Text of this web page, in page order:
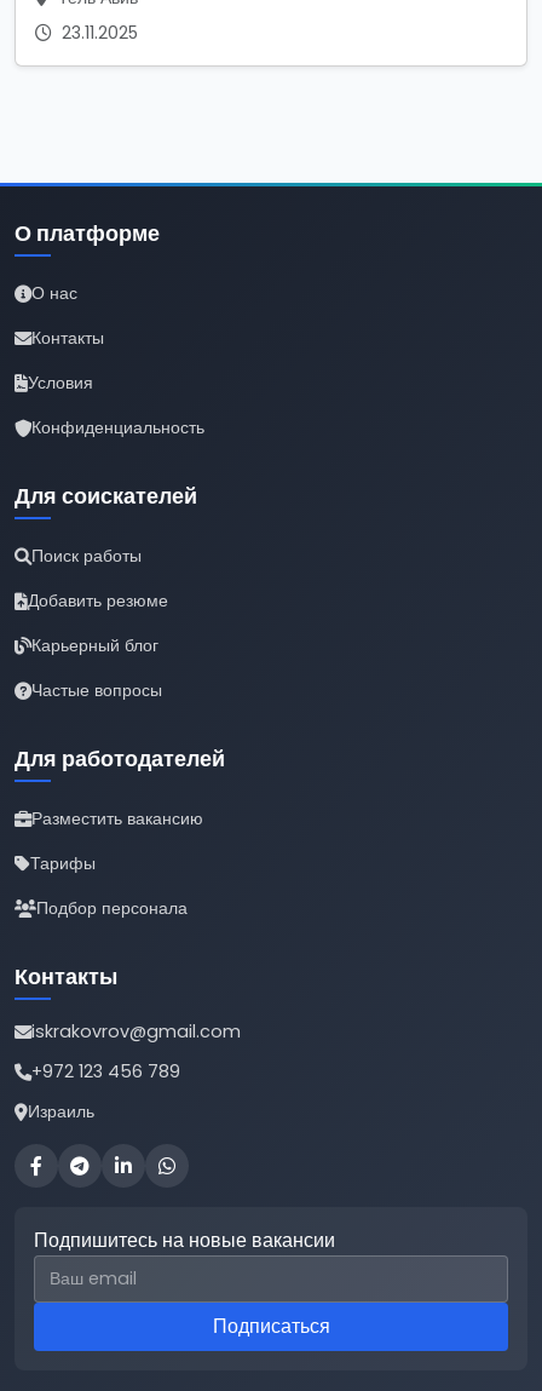
23.11.2025
О платформе
О нас
Контакты
Условия
Конфиденциальность
Для соискателей
Поиск работы
Добавить резюме
Карьерный блог
Частые вопросы
Для работодателей
Разместить вакансию
Тарифы
Подбор персонала
Контакты
iskrakovrov@gmail.com
+972 123 456 789
Израиль
Подпишитесь на новые вакансии
Email для подписки
Подписаться